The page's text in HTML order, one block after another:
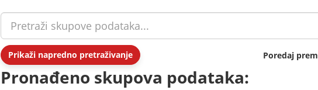
Prikaži napredno pretraživanje Poredaj
Pronađeno skupova podataka: